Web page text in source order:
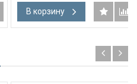
В корзину